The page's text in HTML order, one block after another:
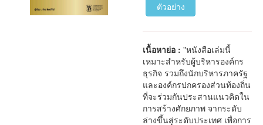
ตัวอย่าง
เนื้อหาย่อ :"หนังสือเล่มนี้
เหมาะสำหรับผู้บริหารองค์กร
ธุรกิจ รวมถึงนักบริหารภาครัฐ
และองค์กรปกครองส่วนท้องถิ่น
ที่จะร่วมกันประสานแนวคิดใน
การสร้างศักยภาพ จากระดับ
ล่างขึ้นสู่ระดับประเทศ เพื่อการ